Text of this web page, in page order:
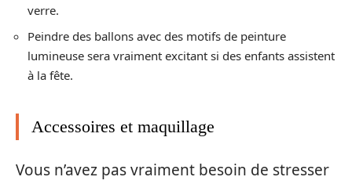
verre.
Peindre des ballons avec des motifs de peinture
lumineuse sera vraiment excitant si des enfants assistent
à la fête.
Accessoires et maquillage
Vous n’avez pas vraiment besoin de stresser